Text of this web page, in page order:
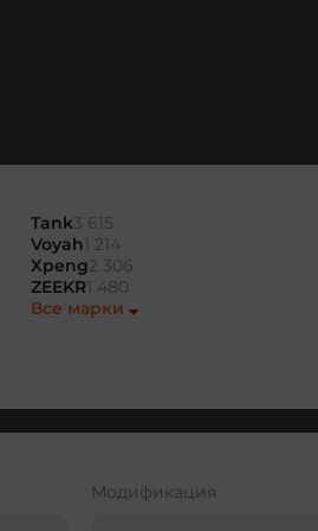
Tank3 615
Voyah1 214
Xpeng2 306
ZEEKR1 480
Все марки
Модификация